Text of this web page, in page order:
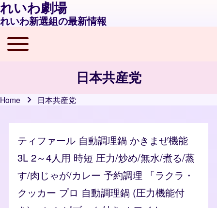
れいわ劇場
れいわ新選組の最新情報
Main navigation
Toggle main menu
日本共産党
Home 日本共産党
ティファール 自動調理鍋 かきまぜ機能
3L 2～4人用 時短 圧力/炒め/無水/煮る/蒸
す/肉じゃが/カレー 予約調理 「ラクラ・
クッカー プロ 自動調理鍋 (圧力機能付